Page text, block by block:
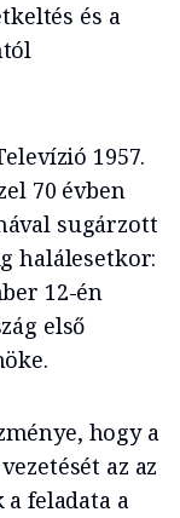
és a
1957.
70 évben
sugárzott
halálesetkor:
12-én
első
hogy a
az az
feladata a